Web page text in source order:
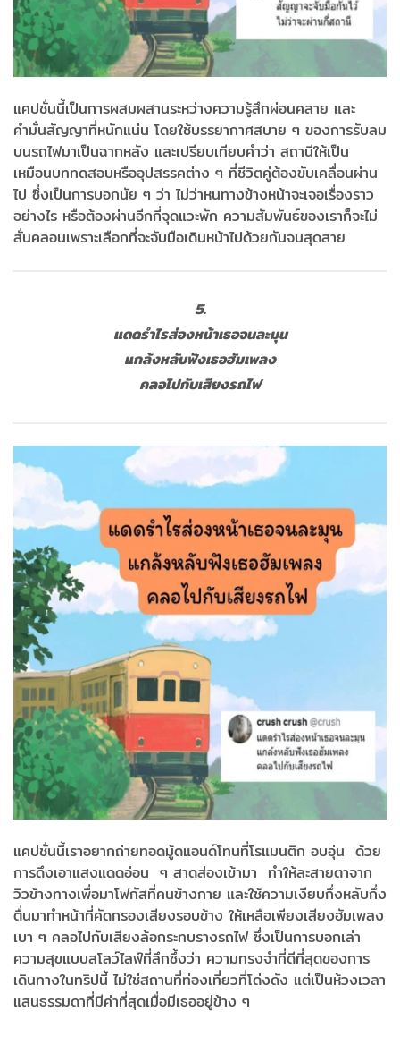
แคปชั่นนี้เป็นการผสมผสานระหว่างความรู้สึกผ่อนคลาย และ
คำมั่นสัญญาที่หนักแน่น โดยใช้บรรยากาศสบาย ๆ ของการรับลม
บนรถไฟมาเป็นฉากหลัง และเปรียบเทียบคำว่า สถานีให้เป็น
เหมือนบททดสอบหรืออุปสรรคต่าง ๆ ที่ชีวิตคู่ต้องขับเคลื่อนผ่าน
ไป ซึ่งเป็นการบอกนัย ๆ ว่า ไม่ว่าหนทางข้างหน้าจะเจอเรื่องราว
อย่างไร หรือต้องผ่านอีกกี่จุดแวะพัก ความสัมพันธ์ของเราก็จะไม่
สั่นคลอนเพราะเลือกที่จะจับมือเดินหน้าไปด้วยกันจนสุดสาย
5.
แดดรำไรส่องหน้าเธอจนละมุน
แกล้งหลับฟังเธอฮัมเพลง
คลอไปกับเสียงรถไฟ
แคปชั่นนี้เราอยากถ่ายทอดมู้ดแอนด์โทนที่โรแมนติก อบอุ่น ด้วย
การดึงเอาแสงแดดอ่อน ๆ สาดส่องเข้ามา ทำให้ละสายตาจาก
วิวข้างทางเพื่อมาโฟกัสที่คนข้างกาย และใช้ความเงียบกึ่งหลับกึ่ง
ตื่นมาทำหน้าที่คัดกรองเสียงรอบข้าง ให้เหลือเพียงเสียงฮัมเพลง
เบา ๆ คลอไปกับเสียงล้อกระทบรางรถไฟ ซึ่งเป็นการบอกเล่า
ความสุขแบบสโลว์ไลฟ์ที่ลึกซึ้งว่า ความทรงจำที่ดีที่สุดของการ
เดินทางในทริปนี้ ไม่ใช่สถานที่ท่องเที่ยวที่โด่งดัง แต่เป็นห้วงเวลา
แสนธรรมดาที่มีค่าที่สุดเมื่อมีเธออยู่ข้าง ๆ